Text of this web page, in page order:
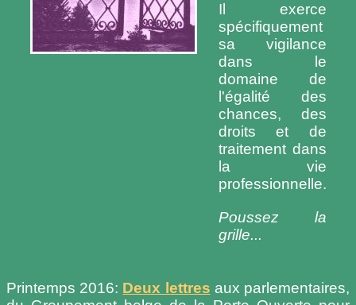
Il exerce
spécifiquement
sa vigilance
dans le
domaine de
l'égalité des
chances, des
droits et de
traitement dans
la vie
professionnelle.
Poussez la
grille...
Printemps 2016: Deux lettres aux parlementaires,